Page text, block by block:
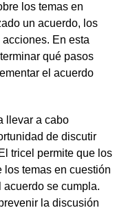
los temas en
un acuerdo, los
En esta
qué pasos
el acuerdo
llevar a cabo
de discutir
tricel permite que los
temas en cuestión
se cumpla.
la discusión